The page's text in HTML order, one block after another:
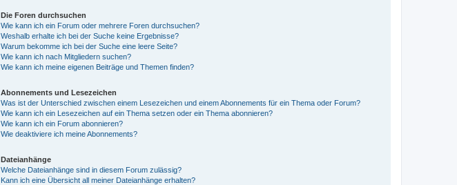
Die Foren durchsuchen
Wie kann ich ein Forum oder mehrere Foren durchsuchen?
Weshalb erhalte ich bei der Suche keine Ergebnisse?
Warum bekomme ich bei der Suche eine leere Seite?
Wie kann ich nach Mitgliedern suchen?
Wie kann ich meine eigenen Beiträge und Themen finden?
Abonnements und Lesezeichen
Was ist der Unterschied zwischen einem Lesezeichen und einem Abonnements für ein Thema oder Forum?
Wie kann ich ein Lesezeichen auf ein Thema setzen oder ein Thema abonnieren?
Wie kann ich ein Forum abonnieren?
Wie deaktiviere ich meine Abonnements?
Dateianhänge
Welche Dateianhänge sind in diesem Forum zulässig?
Kann ich eine Übersicht all meiner Dateianhänge erhalten?